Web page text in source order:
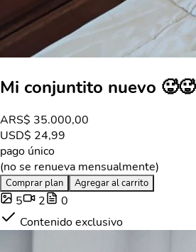
Mi conjuntito nuevo 🥵🥵
ARS$ 35.000,00
USD$ 24,99
pago único
(no se renueva mensualmente)
Comprar plan Agregar al carrito
5 2
0
Contenido exclusivo